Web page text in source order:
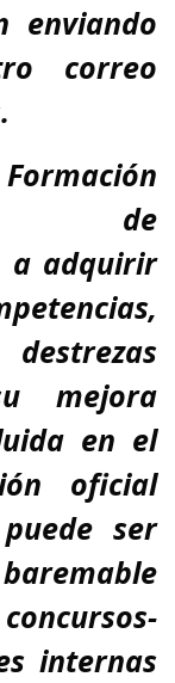
enviando
correo
Formación
de
a adquirir
mejora
en el
oficial
puede ser
internas